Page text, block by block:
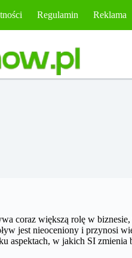
Regulamin Reklama
coraz większą rolę w
jest nieoceniony i przynosi
aspektach, w jakich SI